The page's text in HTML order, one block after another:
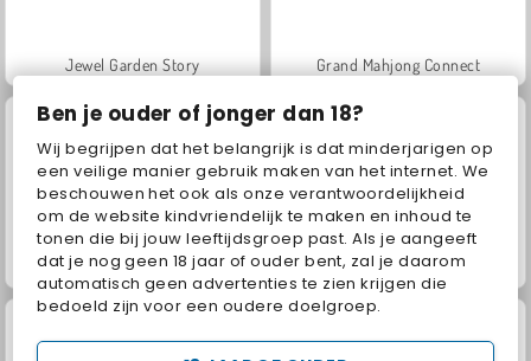
Ben je ouder of jonger dan 18?
Wij begrijpen dat het belangrijk is dat minderjarigen op
een veilige manier gebruik maken van het internet. We
beschouwen het ook als onze verantwoordelijkheid
om de website kindvriendelijk te maken en inhoud te
tonen die bij jouw leeftijdsgroep past. Als je aangeeft
dat je nog geen 18 jaar of ouder bent, zal je daarom
automatisch geen advertenties te zien krijgen die
bedoeld zijn voor een oudere doelgroep.
Jewel Garden Story Grand Mahjong Connect
Juice Merge Masha and the Bear: Meadows